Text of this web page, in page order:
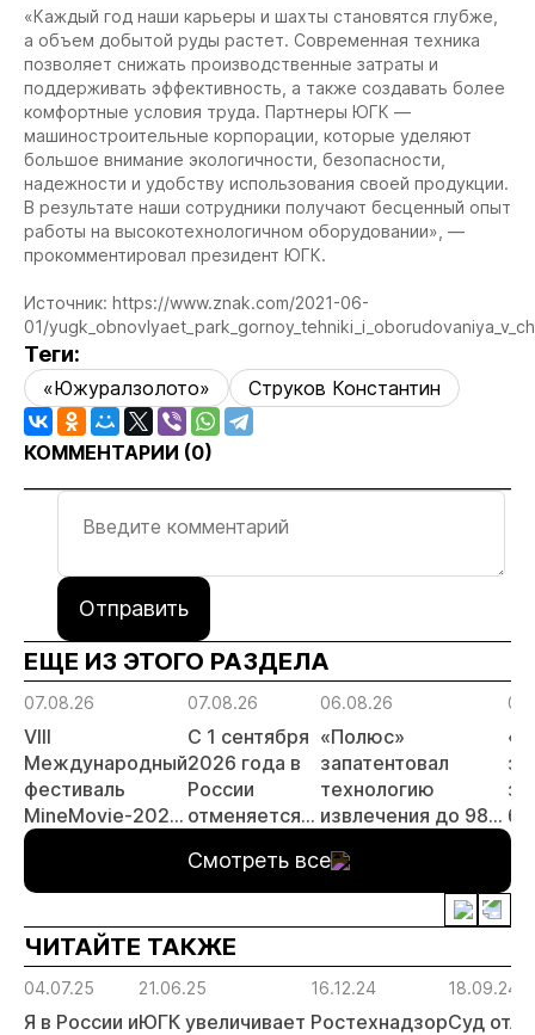
«Каждый год наши карьеры и шахты становятся глубже,
а объем добытой руды растет. Современная техника
позволяет снижать производственные затраты и
поддерживать эффективность, а также создавать более
комфортные условия труда. Партнеры ЮГК —
машиностроительные корпорации, которые уделяют
большое внимание экологичности, безопасности,
надежности и удобству использования своей продукции.
В результате наши сотрудники получают бесценный опыт
работы на высокотехнологичном оборудовании», —
прокомментировал президент ЮГК.
Источник: https://www.znak.com/2021-06-
01/
Теги:
«Южуралзолото» Струков Константин
КОММЕНТАРИИ (0)
Отправить
ЕЩЕ ИЗ ЭТОГО РАЗДЕЛА
07.08.26
VIII
Международный
фестиваль
MineMovie-2026
открыл прием
07.08.26
С 1 сентября
2026 года в
России
отменяется
принцип на
россыпи:
отраслевые
риски и
прогнозы для
МСБ
06.08.26
«Полюс»
запатентовал
технологию
извлечения до 98%
металлургического
шлака
Смотреть все
ЧИТАЙТЕ ТАКЖЕ
04.07.25
Я в России и
21.06.25
ЮГК увеличивает
16.12.24
Ростехнадзор
18.09.24
Суд